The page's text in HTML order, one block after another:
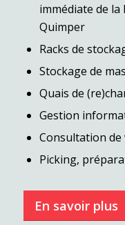
immédiate de la
Quimper
Racks de
Stockage de
Quais de
Gestion
Consultation de
Picking,
En savoir plus